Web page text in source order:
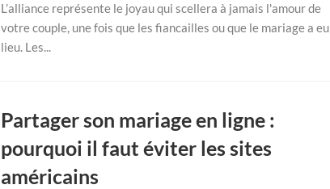
L’alliance représente le joyau qui scellera à jamais l'amour de
votre couple, une fois que les fiancailles ou que le mariage a eu
lieu. Les...
Partager son mariage en ligne :
pourquoi il faut éviter les sites
américains